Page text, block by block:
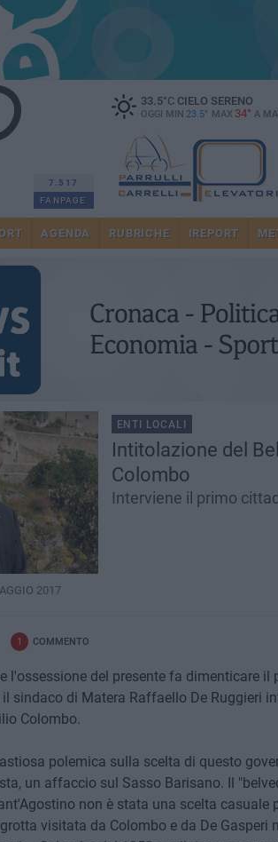
7.517
FANPAGE
33.5°CCIELO SERENO
OGGI MIN 23.5° MAX 34° A
AGENDA RUBRICHE IREPORT
ENTI LOCALI
Intitolazione del
Colombo
Interviene il primo
2017
1 COMMENTO
l'ossessione del presente fa dimenticare il
sindaco di Matera Raffaello De Ruggieri
Colombo.
polemica sulla scelta di questo
un affaccio sul Sasso Barisano. Il
non è stata una scelta casuale
visitata da Colombo e da De Gasperi